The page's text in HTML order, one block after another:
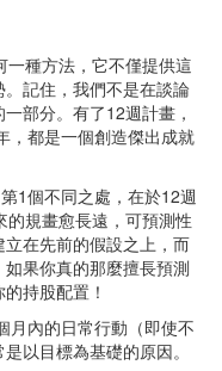
種方法，它不僅提供這
記住，我們不是在談論
部分。有了12週計畫，
，都是一個創造傑出成就
1個不同之處，在於12週
規畫愈長遠，可預測性
在先前的假設之上，而
果你真的那麼擅長預測
持股配置！
月內的日常行動（即使不
以目標為基礎的原因。